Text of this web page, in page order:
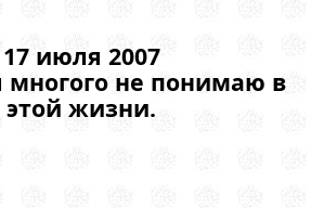
17 июля 2007
многого не понимаю в
этой жизни.